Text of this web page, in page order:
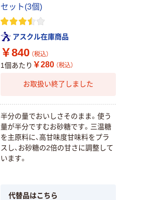
セット(3個)
アスクル在庫商品
￥840 （税込）
1個あたり ￥280 （税込）
お取扱い終了しました
半分の量でおいしさそのまま。使う
量が半分ですむお砂糖です。三温糖
を主原料に、高甘味度甘味料をプラ
スし、お砂糖の2倍の甘さに調整して
います。
代替品はこちら